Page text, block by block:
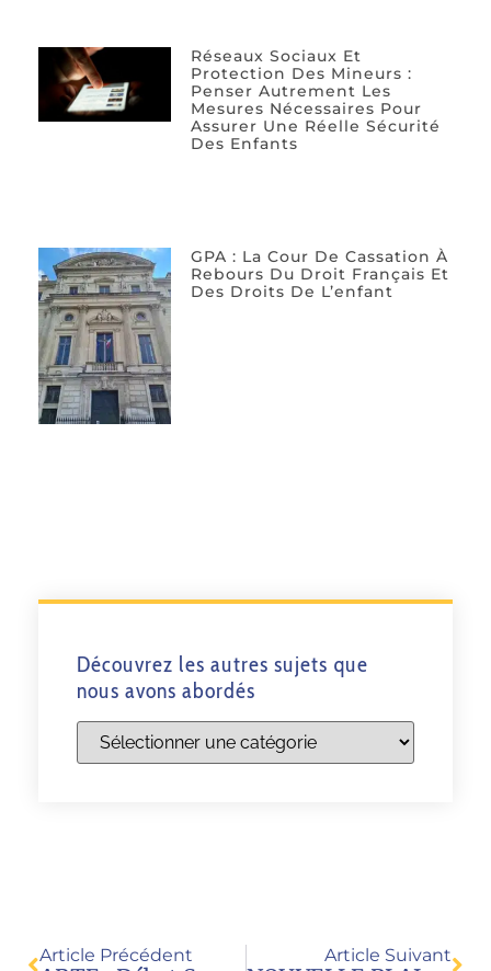
Réseaux Sociaux Et
Protection Des Mineurs :
Penser Autrement Les
Mesures Nécessaires Pour
Assurer Une Réelle Sécurité
Des Enfants
GPA : La Cour De Cassation À
Rebours Du Droit Français Et
Des Droits De L’enfant
Découvrez les autres sujets que
nous avons abordés
Article Précédent Article Suivant